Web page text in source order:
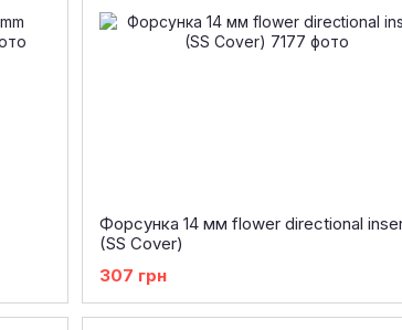
Форсунка 14 мм flower directional
(SS Cover)
307 грн